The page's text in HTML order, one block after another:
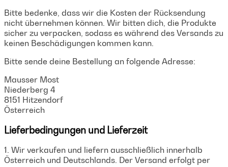
Bitte bedenke, dass wir die Kosten der Rücksendung
nicht übernehmen können. Wir bitten dich, die Produkte
sicher zu verpacken, sodass es während des Versands zu
keinen Beschädigungen kommen kann.
Bitte sende deine Bestellung an folgende Adresse:
Mausser Most
Niederberg 4
8151 Hitzendorf
Österreich
Lieferbedingungen und Lieferzeit
1. Wir verkaufen und liefern ausschließlich innerhalb
Österreich und Deutschlands. Der Versand erfolgt per